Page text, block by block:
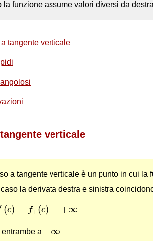
la funzione assume valori diversi da
a tangente verticale
angolosi
verticale
a tangente verticale è un punto in cui la
la derivata destra e sinistra
′ (c) = f+(c) = +∞
f −′ =f ( c) ∞
a −∞
∞